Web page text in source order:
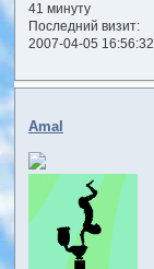
41 минуту
Последний визит:
2007-04-05 16:56:32
Amal